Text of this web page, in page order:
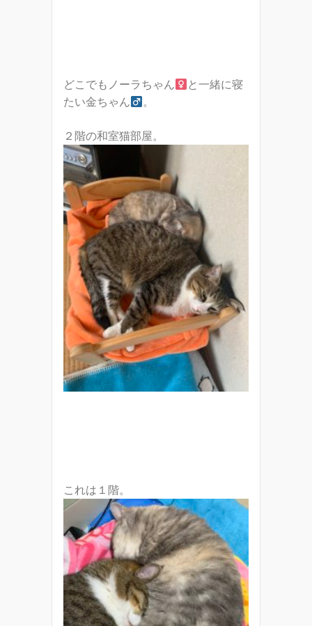
どこでもノーラちゃん
と一緒に寝
たい金ちゃん
。
２階の和室猫部屋。
これは１階。